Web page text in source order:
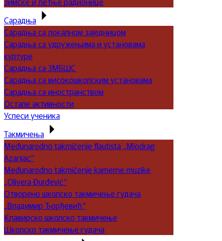
Сарадња
Сарадња са локалном заједницом
Сарадња са удружењима и установама
културе
Сарадња са ЗМБШС
Сарадња са високошколским установама
Сарадња са иностранством
Остале активности
Успеси ученика
Такмичења
Međunarodno takmičenje flautista „Miodrag
Azanjac“
Međunarodno takmičenje kamerne muzike
„Olivera Đurđević“
Отворено школско такмичење гудача
„Владимир Ђорђевић“
Клавирско школско такмичење
Школско такмичење гудача